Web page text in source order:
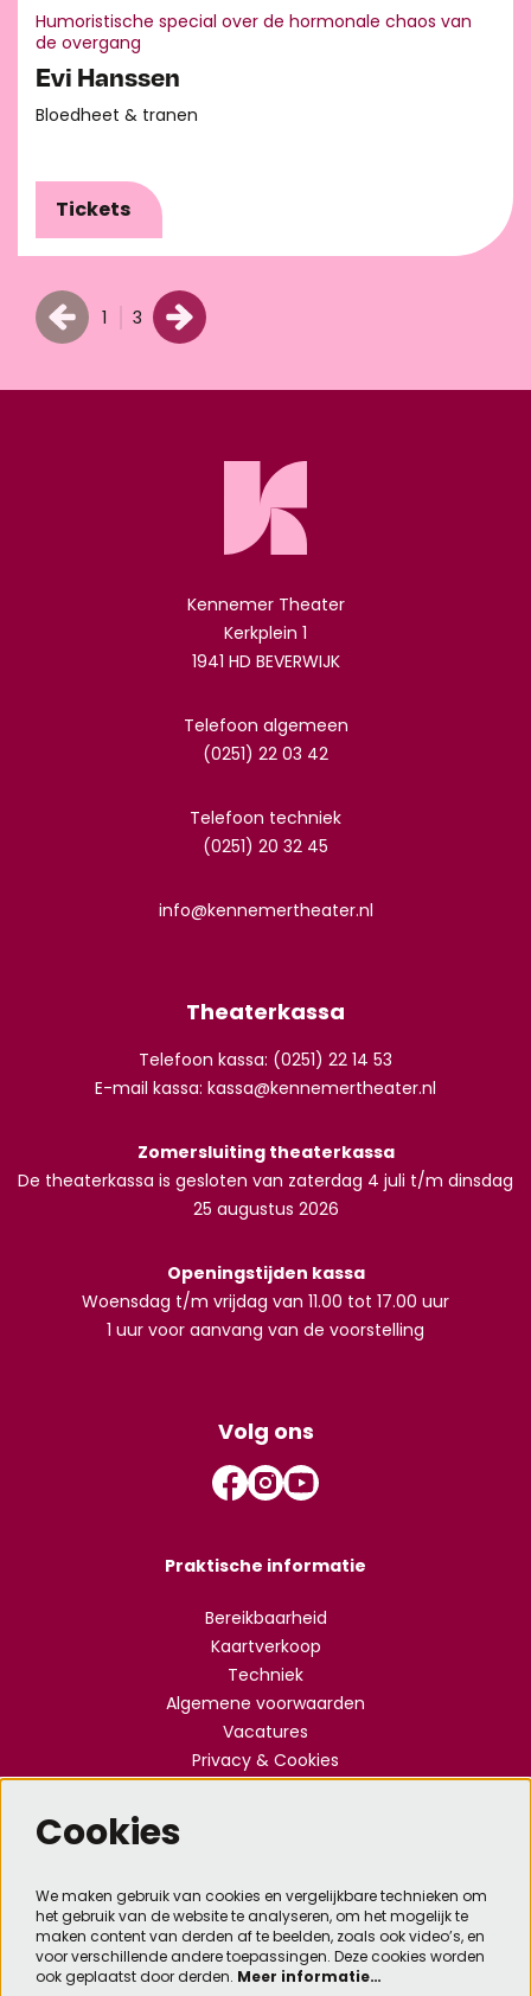
Evi Hanssen
Bloedheet & tranen
Humoristische special over de hormonale chaos van
de overgang
Tickets
1 3
Kennemer Theater
Kerkplein 1
1941 HD BEVERWIJK
Telefoon algemeen
(0251) 22 03 42
Telefoon techniek
(0251) 20 32 45
info@kennemertheater.nl
Theaterkassa
Telefoon kassa: (0251) 22 14 53
E-mail kassa: kassa@kennemertheater.nl
Zomersluiting theaterkassa
De theaterkassa is gesloten van zaterdag 4 juli t/m dinsdag
25 augustus 2026
Openingstijden kassa
Woensdag t/m vrijdag van 11.00 tot 17.00 uur
1 uur voor aanvang van de voorstelling
Volg ons
Praktische informatie
Bereikbaarheid
Kaartverkoop
Techniek
Algemene voorwaarden
Vacatures
Privacy & Cookies
Meld je aan voor de nieuwsbrief
Aanmelden
Cookies
We maken gebruik van cookies en vergelijkbare technieken om
het gebruik van de website te analyseren, om het mogelijk te
maken content van derden af te beelden, zoals ook video’s, en
voor verschillende andere toepassingen. Deze cookies worden
ook geplaatst door derden. Meer informatie…